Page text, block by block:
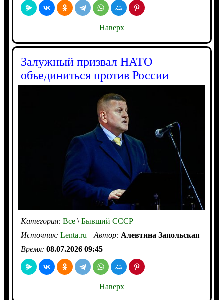
Наверх
Залужный призвал НАТО
объединиться против России
Категория: Все\Бывший СССР
Источник: Lenta.ru Автор: Алевтина Запольская
Время: 08.07.2026 09:45
Наверх